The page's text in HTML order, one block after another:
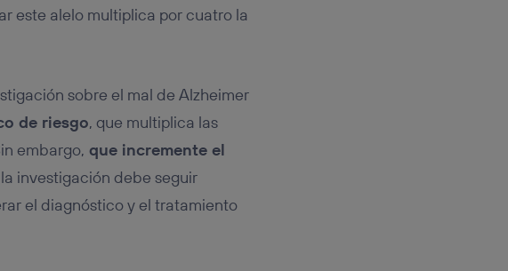
este alelo multiplica por cuatro la
sobre el mal de Alzheimer
de riesgo, que multiplica las
embargo, que incremente el
la investigación debe seguir
el diagnóstico y el tratamiento